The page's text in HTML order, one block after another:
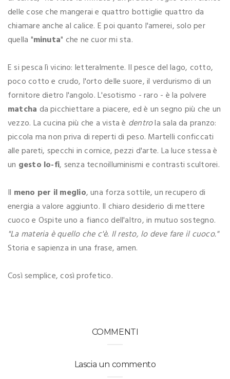
delle cose che mangerai e quattro bottiglie quattro da
chiamare anche al calice. E poi quanto l'amerei, solo per
quella "minuta" che ne cuor mi sta.
E si pesca lì vicino: letteralmente. Il pesce del lago, cotto,
poco cotto e crudo, l'orto delle suore, il verdurismo di un
fornitore dietro l'angolo. L'esotismo - raro - è la polvere
matcha da picchiettare a piacere, ed è un segno più che un
vezzo. La cucina più che a vista è dentrola sala da pranzo:
piccola ma non priva di reperti di peso. Martelli conficcati
alle pareti, specchi in cornice, pezzi d'arte. La luce stessa è
un gesto lo-fi, senza tecnoilluminismi e contrasti scultorei.
Il meno per il meglio, una forza sottile, un recupero di
energia a valore aggiunto. Il chiaro desiderio di mettere
cuoco e Ospite uno a fianco dell'altro, in mutuo sostegno.
"La materia è quello che c'è. Il resto, lo deve fare il cuoco."
Storia e sapienza in una frase, amen.
Così semplice, così profetico.
COMMENTI
Lascia un commento